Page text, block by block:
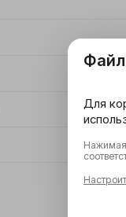
Для
Нажимая